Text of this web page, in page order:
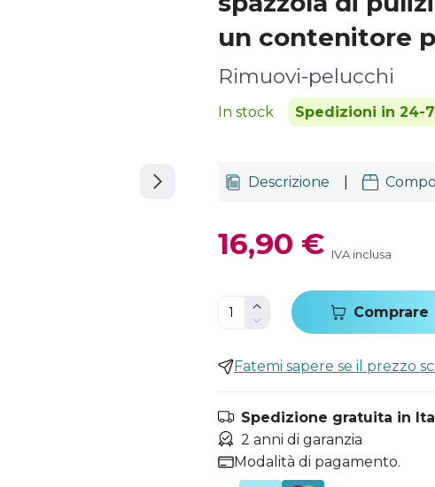
un contenitore
Rimuovi-pelucchi
In stock Spedizioni in 24-
Descrizione
16,90 € IVA inclusa
Comprare
Fatemi sapere se il prezzo
Spedizione gratuita in
2 anni di garanzia
Modalità di pagamento.